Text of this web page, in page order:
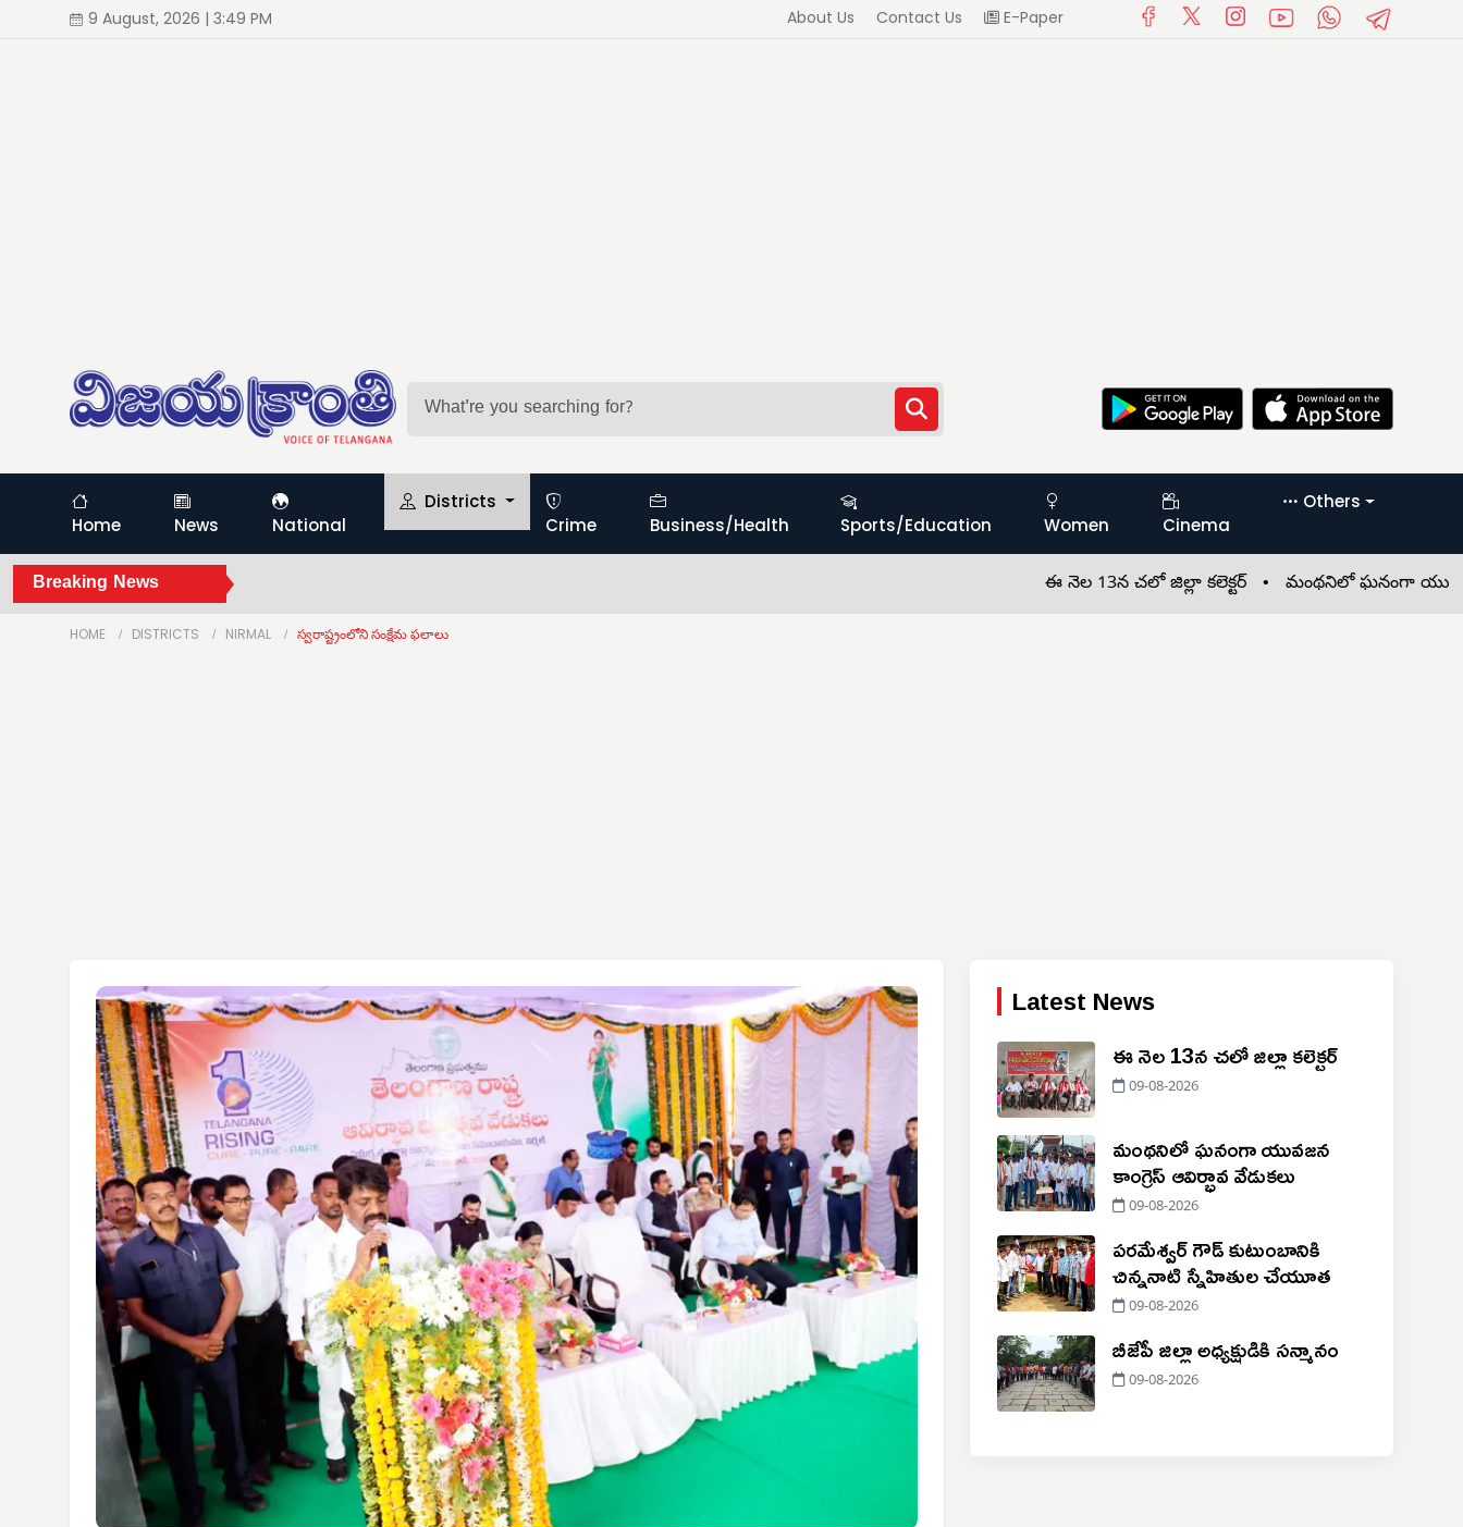
9 August, 2026 | 3:49 PM About Us Contact Us E-Paper
Home News National
Districts
Crime
Business/Health Sports/Education Women Cinema
Others
Breaking News ఈ నెల 13న చలో జిల్లా కలెక్టర్ •మంథనిలో ఘనంగా యువజన
HOME DISTRICTS NIRMAL స్వరాష్ట్రంలోని సంక్షేమ ఫలాలు
Latest News
ఈ నెల 13న చలో జిల్లా కలెక్టర్
09-08-2026
మంథనిలో ఘనంగా యువజన
కాంగ్రెస్ ఆవిర్భావ వేడుకలు
09-08-2026
పరమేశ్వర్ గౌడ్ కుటుంబానికి
చిన్ననాటి స్నేహితుల చేయూత
09-08-2026
బీజేపీ జిల్లా అధ్యక్షుడికి సన్మానం
09-08-2026